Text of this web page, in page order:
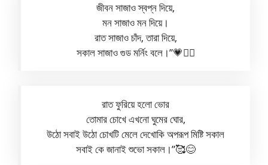
জীবন সাজাও স্বপ্ন দিয়ে,
মন সাজাও মন দিয়ে।
রাত সাজাও চাঁদ, তারা দিয়ে,
সকাল সাজাও গুড মর্নিং বলে।”💗❤️‍🔥
রাত ফুরিয়ে হলো ভোর
তোমার চোখে এখনো ঘুমের ঘোর,
উঠো সবাই উঠো চোখটি মেলে দেখোকি অপরূপ মিষ্টি সকাল
সবাই কে জানাই শুভো সকাল।”🥰😊